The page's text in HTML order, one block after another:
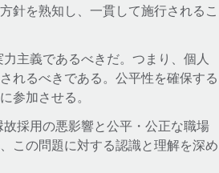
針を熟知し、一貫して施行されるこ
主義であるべきだ。つまり、個人
れるべきである。公平性を確保する
参加させる。
採用の悪影響と公平・公正な職場
この問題に対する認識と理解を深め